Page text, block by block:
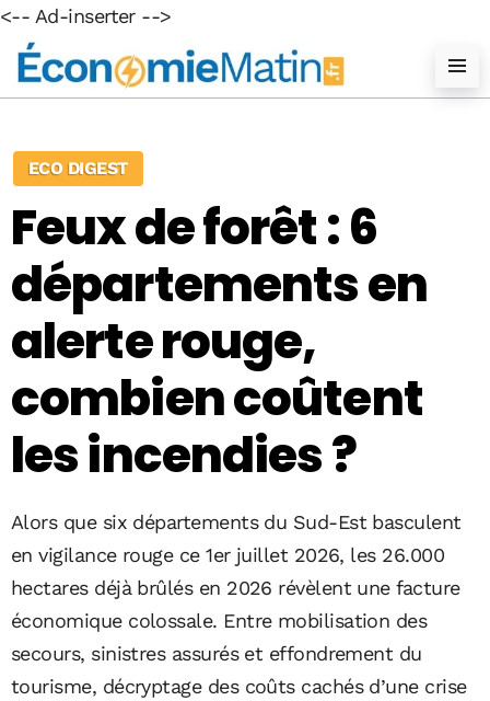
<-- Ad-inserter -->
ECO DIGEST
Feux de forêt : 6
départements en
alerte rouge,
combien coûtent
les incendies ?
Alors que six départements du Sud-Est basculent
en vigilance rouge ce 1er juillet 2026, les 26.000
hectares déjà brûlés en 2026 révèlent une facture
économique colossale. Entre mobilisation des
secours, sinistres assurés et effondrement du
tourisme, décryptage des coûts cachés d’une crise